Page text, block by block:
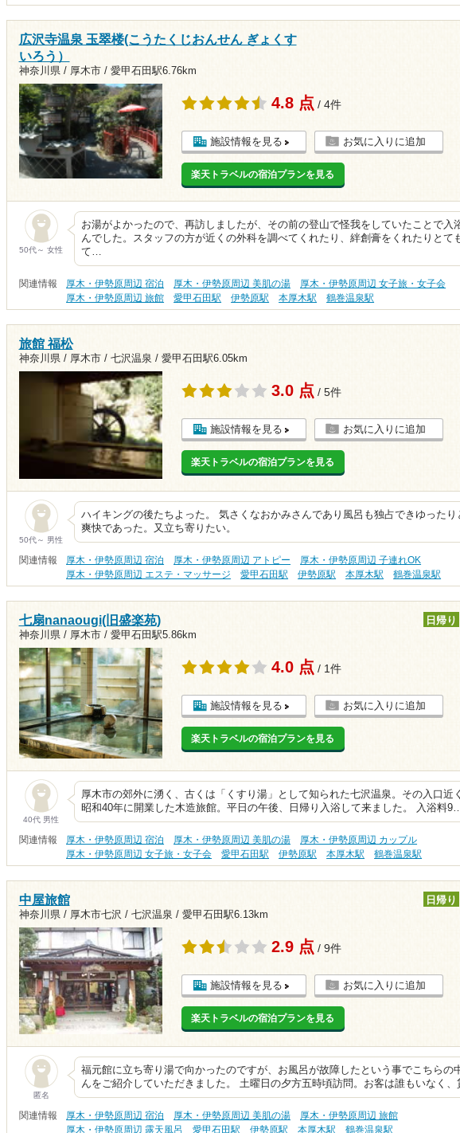
広沢寺温泉 玉翠楼(こうたくじおんせん ぎょくす
いろう）
神奈川県 / 厚木市 / 愛甲石田駅6.76km
4.8 点 / 4件
施設情報を見る お気に入りに追加
楽天トラベルの宿泊プランを見る
50代～ 女性
お湯がよかったので、再訪しましたが、その前の登山で怪我をしていたことで入
んでした。スタッフの方が近くの外科を調べてくれたり、絆創膏をくれたりとて
て…
関連情報 厚木・伊勢原周辺 宿泊 厚木・伊勢原周辺 美肌の湯
厚木・伊勢原周辺 女子旅・女子会
厚木・伊勢原周辺 旅館
愛甲石田駅 伊勢原駅 本厚木駅 鶴巻温泉駅
旅館 福松
神奈川県 / 厚木市 / 七沢温泉 / 愛甲石田駅6.05km
3.0 点 / 5件
施設情報を見る お気に入りに追加
楽天トラベルの宿泊プランを見る
50代～ 男性
ハイキングの後たちよった。 気さくなおかみさんであり風呂も独占できゆったり
爽快であった。又立ち寄りたい。
関連情報 厚木・伊勢原周辺 宿泊 厚木・伊勢原周辺 アトピー
厚木・伊勢原周辺 子連れOK
厚木・伊勢原周辺 エステ・マッサージ
愛甲石田駅 伊勢原駅 本厚木駅 鶴巻温泉駅
七扇nanaougi(旧盛楽苑)
神奈川県 / 厚木市 / 愛甲石田駅5.86km
日帰り
4.0 点 / 1件
施設情報を見る お気に入りに追加
楽天トラベルの宿泊プランを見る
40代 男性
厚木市の郊外に湧く、古くは「くすり湯」として知られた七沢温泉。その入口近
昭和40年に開業した木造旅館。平日の午後、日帰り入浴して来ました。 入浴料
関連情報 厚木・伊勢原周辺 宿泊 厚木・伊勢原周辺 美肌の湯
厚木・伊勢原周辺 カップル
厚木・伊勢原周辺 女子旅・女子会
愛甲石田駅 伊勢原駅 本厚木駅 鶴巻温泉駅
中屋旅館
神奈川県 / 厚木市七沢 / 七沢温泉 / 愛甲石田駅6.13km
日帰り
2.9 点 / 9件
施設情報を見る お気に入りに追加
楽天トラベルの宿泊プランを見る
匿名
福元館に立ち寄り湯で向かったのですが、お風呂が故障したという事でこちらの
んをご紹介していただきました。 土曜日の夕方五時頃訪問。お客は誰もいなく
関連情報 厚木・伊勢原周辺 宿泊 厚木・伊勢原周辺 美肌の湯
厚木・伊勢原周辺 旅館
厚木・伊勢原周辺 露天風呂
愛甲石田駅 伊勢原駅 本厚木駅 鶴巻温泉駅